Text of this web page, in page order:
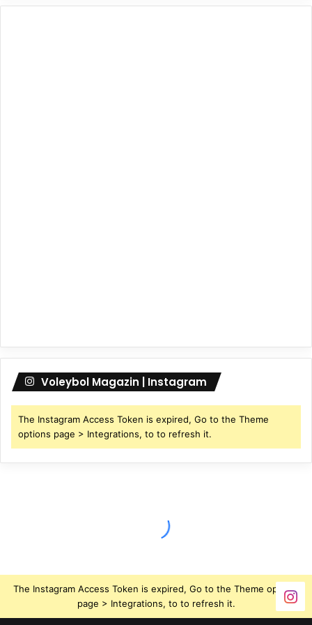
Voleybol Magazin | Instagram
The Instagram Access Token is expired, Go to the Theme
options page > Integrations, to to refresh it.
The Instagram Access Token is expired, Go to the Theme options
page > Integrations, to to refresh it.